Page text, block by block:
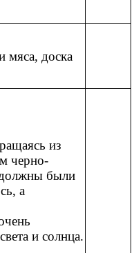
мяса, доска
из
черно-
были
а
и солнца.